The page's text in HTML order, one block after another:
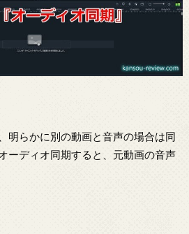
明らかに別の動画と音声の場合は同
ーディオ同期すると、元動画の音声